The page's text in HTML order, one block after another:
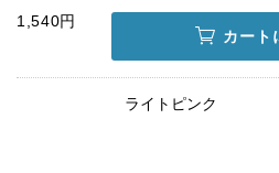
1,540円
カート
ライトピンク